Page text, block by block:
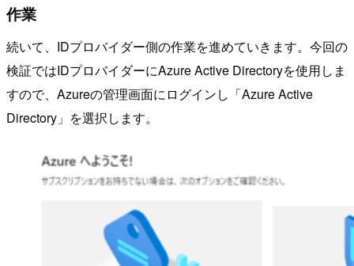
作業
続いて、IDプロバイダー側の作業を進めていきます。今回の
検証ではIDプロバイダーにAzure Active Directoryを使用しま
すので、Azureの管理画面にログインし「Azure Active
Directory」を選択します。